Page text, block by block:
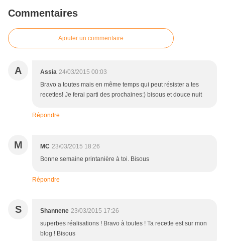
Commentaires
Ajouter un commentaire
A Assia 24/03/2015 00:03
Bravo a toutes mais en même temps qui peut résister a tes
recettes! Je ferai parti des prochaines:) bisous et douce nuit
Répondre
M MC 23/03/2015 18:26
Bonne semaine printanière à toi. Bisous
Répondre
S Shannene 23/03/2015 17:26
superbes réalisations ! Bravo à toutes ! Ta recette est sur mon
blog ! Bisous